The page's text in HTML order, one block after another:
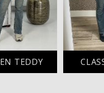
TEDDY